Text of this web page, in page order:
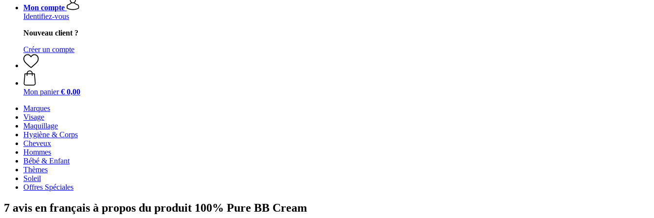
Mon compte
Identifiez-vous
Nouveau client ?
Créer un compte
Mon panier € 0,00
Marques
Visage
Maquillage
Hygiène & Corps
Cheveux
Hommes
Bébé & Enfant
Thèmes
Soleil
Offres Spéciales
7 avis en français à propos du produit 100% Pure BB Cream